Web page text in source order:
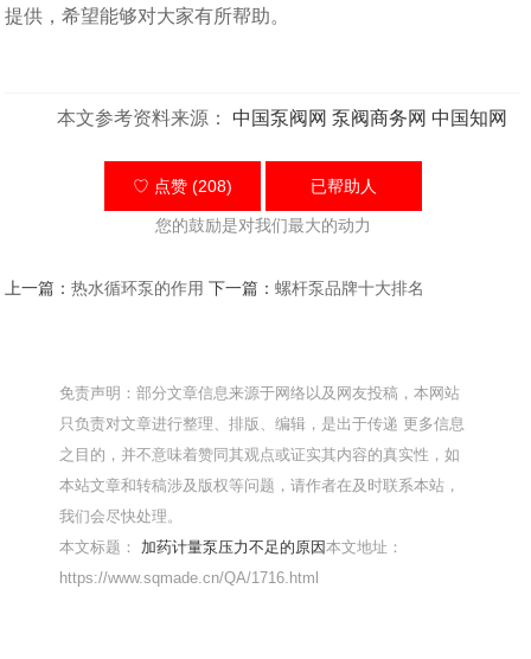
提供，希望能够对大家有所帮助。
本文参考资料来源： 中国泵阀网 泵阀商务网 中国知网
♡ 点赞 (208) 已帮助 人
您的鼓励是对我们最大的动力
上一篇：热水循环泵的作用 下一篇：螺杆泵品牌十大排名
免责声明：部分文章信息来源于网络以及网友投稿，本网站
只负责对文章进行整理、排版、编辑，是出于传递 更多信息
之目的，并不意味着赞同其观点或证实其内容的真实性，如
本站文章和转稿涉及版权等问题，请作者在及时联系本站，
我们会尽快处理。
本文标题： 加药计量泵压力不足的原因本文地址：
https://www.sqmade.cn/QA/1716.html